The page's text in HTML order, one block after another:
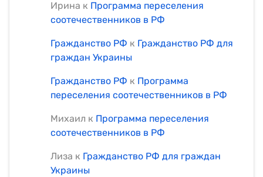
Ирина к Программа переселения
соотечественников в РФ
Гражданство РФ к Гражданство РФ для
граждан Украины
Гражданство РФ к Программа
переселения соотечественников в РФ
Михаил к Программа переселения
соотечественников в РФ
Лиза к Гражданство РФ для граждан
Украины